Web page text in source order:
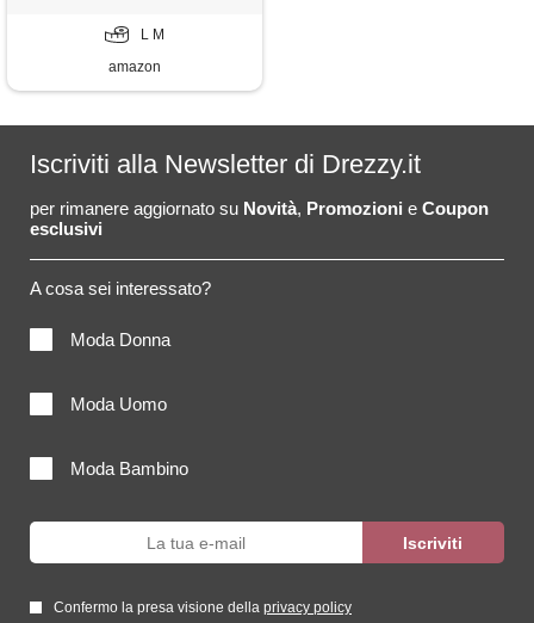
L M
amazon
Iscriviti alla Newsletter di Drezzy.it
per rimanere aggiornato su Novità, Promozioni e Coupon
esclusivi
A cosa sei interessato?
Moda Donna
Moda Uomo
Moda Bambino
Confermo la presa visione della privacy policy